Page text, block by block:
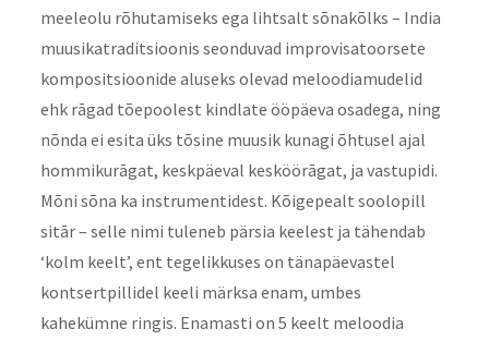
meeleolu rõhutamiseks ega lihtsalt sõnakõlks – India
muusikatraditsioonis seonduvad improvisatoorsete
kompositsioonide aluseks olevad meloodiamudelid
ehk rāgad tõepoolest kindlate ööpäeva osadega, ning
nõnda ei esita üks tõsine muusik kunagi õhtusel ajal
hommikurāgat, keskpäeval kesköörāgat, ja vastupidi.
Mõni sõna ka instrumentidest. Kõigepealt soolopill
sitār – selle nimi tuleneb pärsia keelest ja tähendab
‘kolm keelt’, ent tegelikkuses on tänapäevastel
kontsertpillidel keeli märksa enam, umbes
kahekümne ringis. Enamasti on 5 keelt meloodia